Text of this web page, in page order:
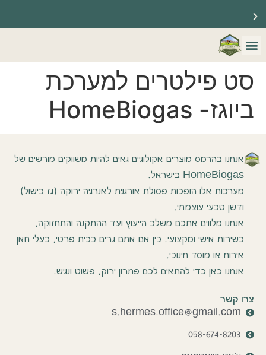
☀️ ברוכים הבאים לאתר שלנו ☀️ 🔥 משווקים רשמיים של HomeBiogas 🔥
סט פילטרים למערכת
ביוגז- HomeBiogas
אנחנו בהרמס מוצרים אקולוגיים גאים להיות משווקים מורשים של
HomeBiogas בישראל.
מערכות אלו הופכות פסולת אורגנית לאנרגיה ירוקה (גז בישול)
ודשן טבעי עוצמתי.
אנחנו מלווים אתכם משלב הייעוץ ועד ההתקנה והתחזוקה,
בשירות אישי ומקצועי. בין אם אתם גרים בבית פרטי, בעלי חאן
אירוח או מוסד חינוכי.
אנחנו כאן כדי להתאים לכם פתרון ירוק, פשוט ונגיש.
צרו קשר
s.hermes.office@gmail.com
058-674-8203